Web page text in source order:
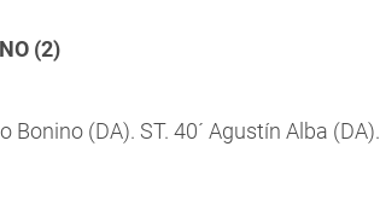
(2)
Bonino (DA). ST. 40´ Agustín Alba (DA).